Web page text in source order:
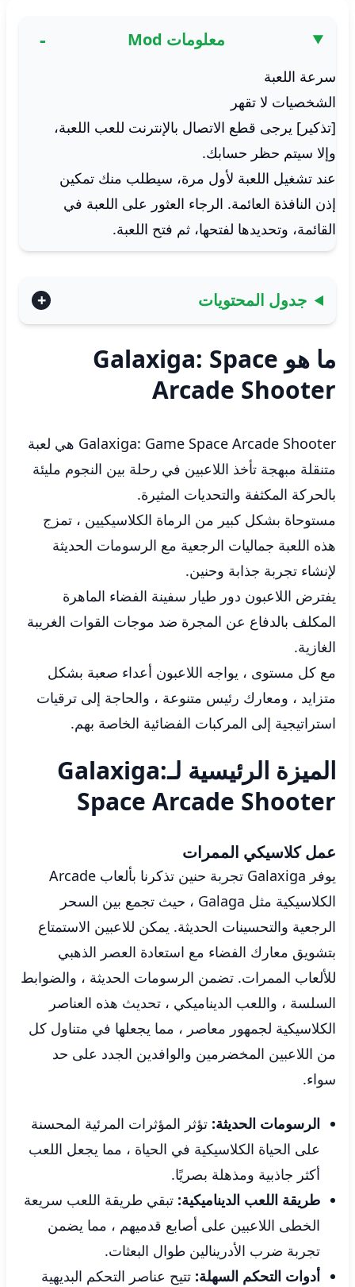
معلومات Mod
سرعة اللعبة
الشخصيات لا تقهر
[تذكير] يرجى قطع الاتصال بالإنترنت للعب اللعبة،
وإلا سيتم حظر حسابك.
عند تشغيل اللعبة لأول مرة، سيطلب منك تمكين
إذن النافذة العائمة. الرجاء العثور على اللعبة في
القائمة، وتحديدها لفتحها، ثم فتح اللعبة.
جدول المحتويات
ما هو Galaxiga: Space
Arcade Shooter
Galaxiga: Game Space Arcade Shooter هي لعبة
متنقلة مبهجة تأخذ اللاعبين في رحلة بين النجوم مليئة
بالحركة المكثفة والتحديات المثيرة.
مستوحاة بشكل كبير من الرماة الكلاسيكيين ، تمزج
هذه اللعبة جماليات الرجعية مع الرسومات الحديثة
لإنشاء تجربة جذابة وحنين.
يفترض اللاعبون دور طيار سفينة الفضاء الماهرة
المكلف بالدفاع عن المجرة ضد موجات القوات الغريبة
الغازية.
مع كل مستوى ، يواجه اللاعبون أعداء صعبة بشكل
متزايد ، ومعارك رئيس متنوعة ، والحاجة إلى ترقيات
استراتيجية إلى المركبات الفضائية الخاصة بهم.
الميزة الرئيسية لـGalaxiga:
Space Arcade Shooter
عمل كلاسيكي الممرات
يوفر Galaxiga تجربة حنين تذكرنا بألعاب Arcade
الكلاسيكية مثل Galaga ، حيث تجمع بين السحر
الرجعية والتحسينات الحديثة. يمكن للاعبين الاستمتاع
بتشويق معارك الفضاء مع استعادة العصر الذهبي
للألعاب الممرات. تضمن الرسومات الحديثة ، والضوابط
السلسة ، واللعب الديناميكي ، تحديث هذه العناصر
الكلاسيكية لجمهور معاصر ، مما يجعلها في متناول كل
من اللاعبين المخضرمين والوافدين الجدد على حد
سواء.
الرسومات الحديثة: تؤثر المؤثرات المرئية المحسنة
على الحياة الكلاسيكية في الحياة ، مما يجعل اللعب
أكثر جاذبية ومذهلة بصريًا.
طريقة اللعب الديناميكية: تبقي طريقة اللعب سريعة
الخطى اللاعبين على أصابع قدميهم ، مما يضمن
تجربة ضرب الأدرينالين طوال البعثات.
أدوات التحكم السهلة: تتيح عناصر التحكم البديهية